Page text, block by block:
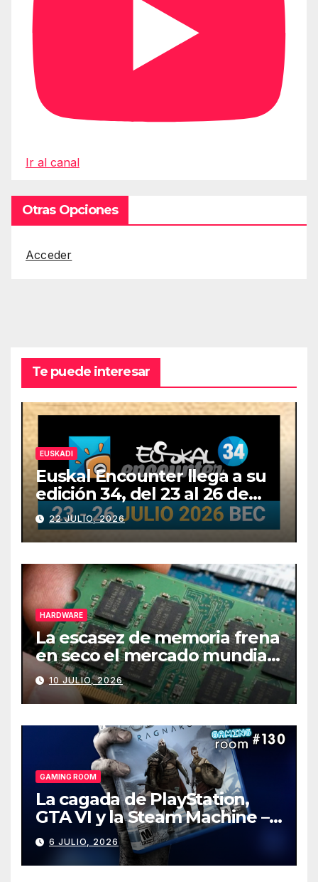
Ir al canal
Otras Opciones
Acceder
Te puede interesar
EUSKADI
Euskal Encounter llega a su
edición 34, del 23 al 26 de
julio
22 JULIO, 2026
HARDWARE
La escasez de memoria frena
en seco el mercado mundial
de PCs
10 JULIO, 2026
GAMING ROOM
La cagada de PlayStation,
GTA VI y la Steam Machine –
Gaming Room #130
6 JULIO, 2026